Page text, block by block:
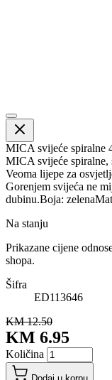
MICA svijeće spiralne
MICA svijeće spiralne,
Veoma lijepe za
Gorenjem svijeća ne
dubinu.Boja:
Na stanju
Prikazane cijene
shopa.
Šifra
ED113646
KM 12.50
KM 6.95
Količina